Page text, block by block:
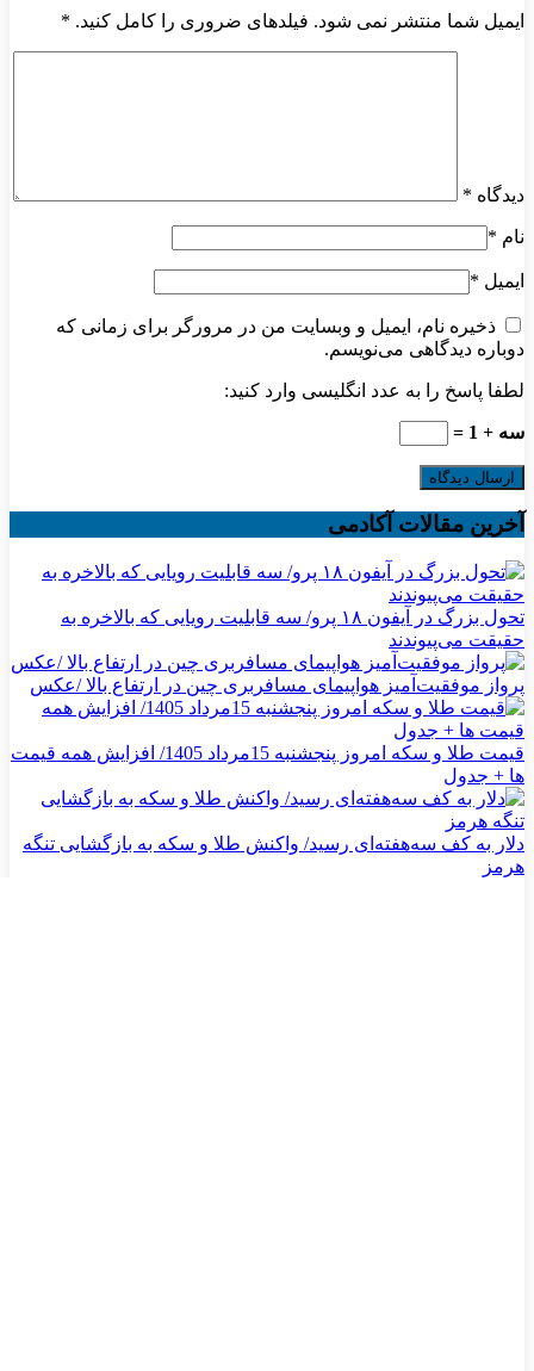
ایمیل شما منتشر نمی شود. فیلدهای ضروری را کامل کنید. *
دیدگاه *
نام *
ایمیل *
ذخیره نام، ایمیل و وبسایت من در مرورگر برای زمانی که
دوباره دیدگاهی می‌نویسم.
لطفا پاسخ را به عدد انگلیسی وارد کنید:
سه + 1 =
آخرین مقالات آکادمی
تحول بزرگ در آیفون ۱۸ پرو/ سه قابلیت رویایی که بالاخره به
حقیقت می‌پیوندند
پرواز موفقیت‌آمیز هواپیمای مسافربری چین در ارتفاع بالا /عکس
قیمت طلا و سکه امروز پنجشنبه 15مرداد 1405/ افزایش همه قیمت
ها + جدول
دلار به کف سه‌هفته‌ای رسید/ واکنش طلا و سکه به بازگشایی تنگه
هرمز